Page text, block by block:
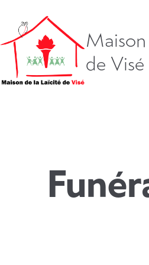
directement
le
contenu
de Visé